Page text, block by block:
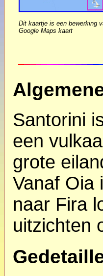
Dit kaartje is een bewerking
Google Maps kaart
Santorini
een
grote
Vanaf Oia
naar Fira
uitzichten